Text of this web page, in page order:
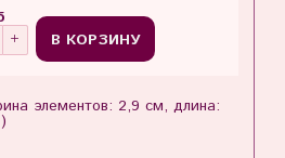
В КОРЗИНУ
элементов: 2,9 см, длина: